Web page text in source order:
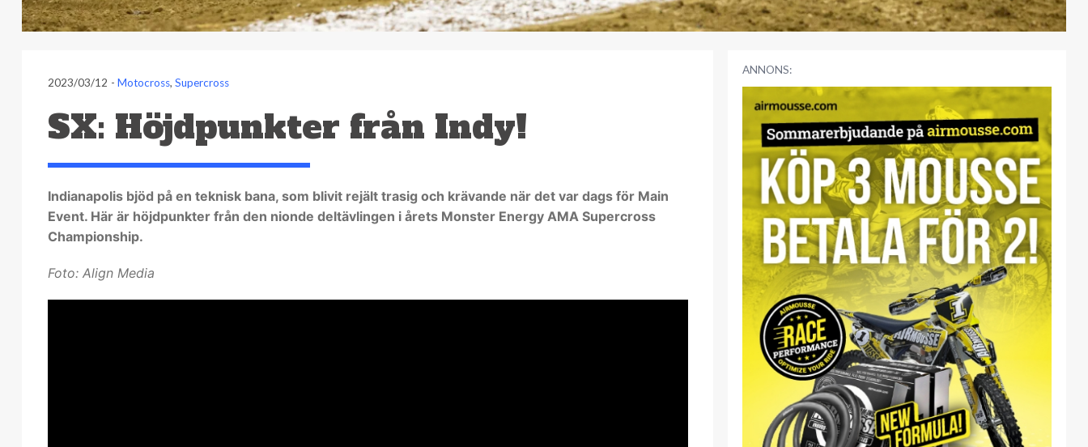
2023/03/12 - Motocross, Supercross
SX: Höjdpunkter från Indy!
Indianapolis bjöd på en teknisk bana, som blivit rejält trasig och krävande när det var dags för Main
Event. Här är höjdpunkter från den nionde deltävlingen i årets Monster Energy AMA Supercross
Championship.
Foto: Align Media
ANNONS: